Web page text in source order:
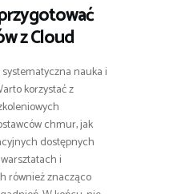
z Cloud
nauka i
korzystać z
chmur, jak
dostępnych
i
również znacząco